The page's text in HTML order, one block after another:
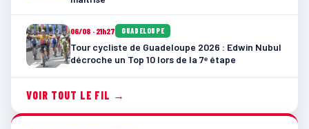
06/08 · 21h27 GUADELOUPE
Tour cycliste de Guadeloupe 2026 : Edwin Nubul
décroche un Top 10 lors de la 7ᵉ étape
VOIR TOUT LE FIL →